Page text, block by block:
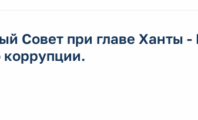
Совет при главе Ханты -
коррупции.